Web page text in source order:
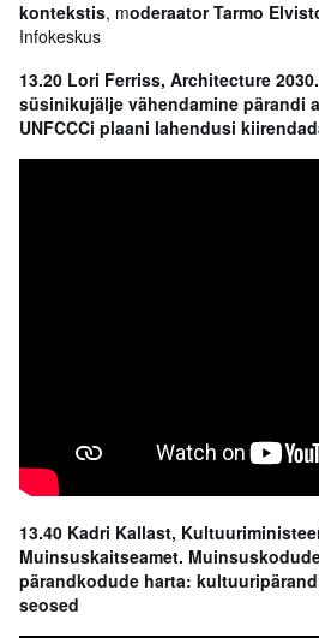
kontekstis, moderaator Tarmo
Infokeskus
13.20 Lori Ferriss, Architecture
süsinikujälje vähendamine pärandi
UNFCCCi plaani lahendusi
13.40 Kadri Kallast,
Muinsuskaitseamet.
pärandkodude harta:
seosed